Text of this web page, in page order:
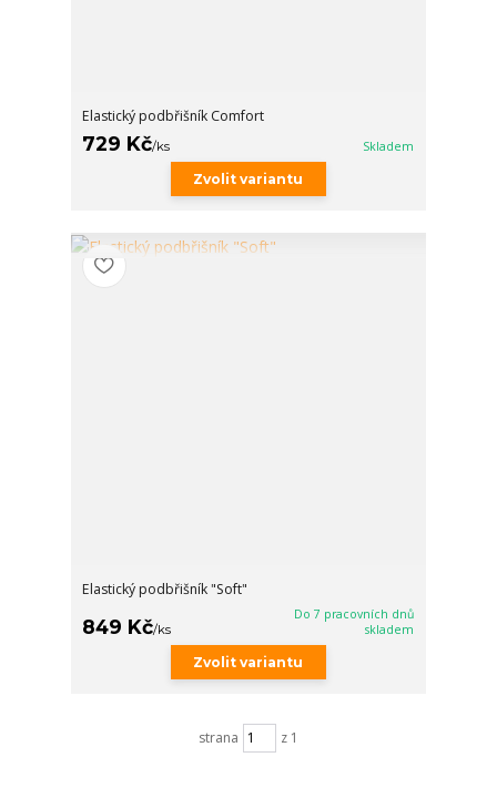
Elastický podbřišník Comfort
729 Kč/ks Skladem
Zvolit variantu
Elastický podbřišník "Soft"
849 Kč/ks
Do 7 pracovních dnů
skladem
Zvolit variantu
strana z 1